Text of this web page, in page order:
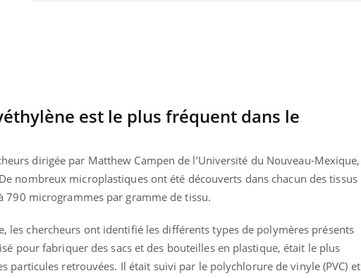
est le plus fréquent dans le
dirigée par Matthew Campen de l’Université du Nouveau-Mexique,
nombreux microplastiques ont été découverts dans chacun des tissus
790 microgrammes par gramme de tissu.
les chercheurs ont identifié les différents types de polymères présents
pour fabriquer des sacs et des bouteilles en plastique, était le plus
particules retrouvées. Il était suivi par le polychlorure de vinyle (PVC) et